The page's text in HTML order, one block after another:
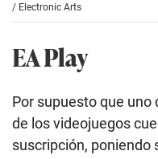
/ Electronic Arts
EA Play
Por supuesto que
de los videojuegos
suscripción, poniendo